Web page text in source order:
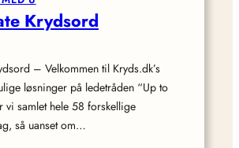
Krydsord
– Velkommen til Kryds.dk’s
løsninger på ledetråden “Up to
vi samlet hele 58 forskellige
så uanset om…